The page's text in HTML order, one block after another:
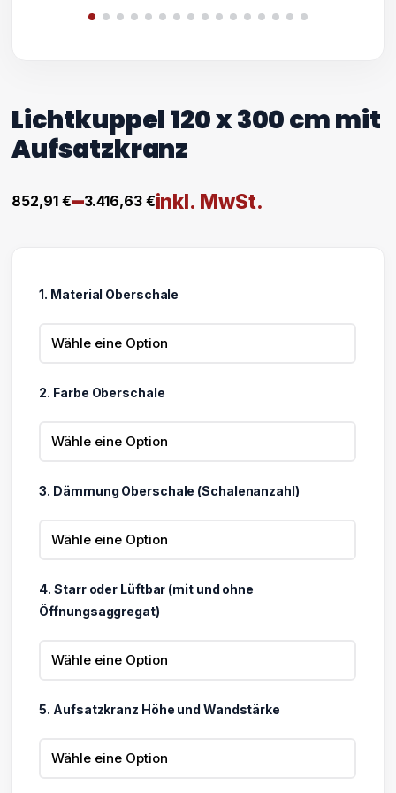
Lichtkuppel 120 x 300 cm mit
Aufsatzkranz
852,91 €–3.416,63 €
Preisspanne:
bis
3.416,63 €
inkl. MwSt.
1. Material Oberschale
2. Farbe Oberschale
3. Dämmung Oberschale (Schalenanzahl)
4. Starr oder Lüftbar (mit und ohne
Öffnungsaggregat)
5. Aufsatzkranz Höhe und Wandstärke